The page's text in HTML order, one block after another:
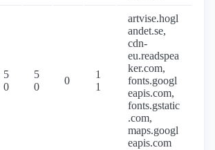
5
0
5
0
0
1
1
artvise.hogl
andet.se,
cdn-
eu.readspea
ker.com,
fonts.googl
eapis.com,
fonts.gstatic
.com,
maps.googl
eapis.com